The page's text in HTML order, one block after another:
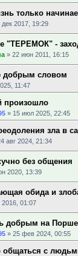
только
дек 2017, 19:29
"ТЕРЕМОК" -
» 22 июн 2011, 16:15
добрым словом
11:47
произошло
» 15 июл 2025, 22:45
зла в
авг 2024, 21:34
без общения
2020, 13:39
обида и
2016, 01:07
добрым на Порше
» 25 фев 2024, 00:55
общаться с